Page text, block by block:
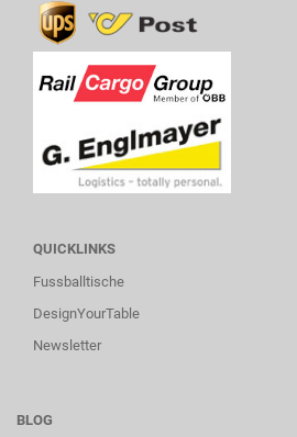
QUICKLINKS
Fussballtische
DesignYourTable
Newsletter
BLOG